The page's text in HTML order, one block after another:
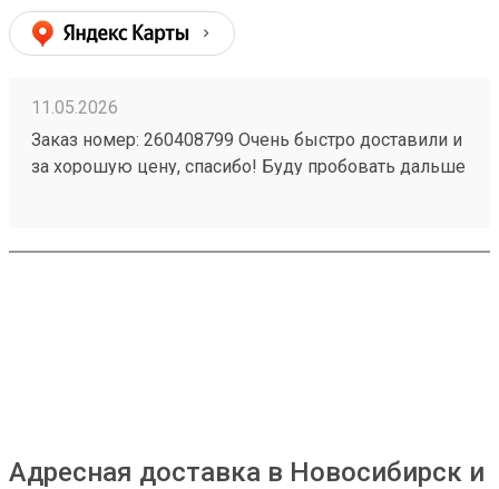
11.05.2026
Заказ номер: 260408799 Очень быстро доставили и
за хорошую цену, спасибо! Буду пробовать дальше
Адресная доставка в Новосибирск и